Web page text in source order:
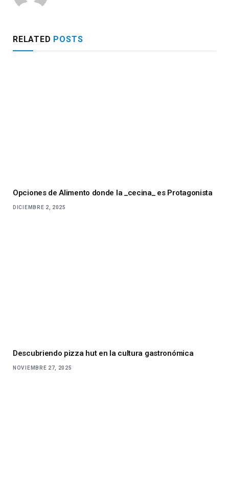
RELATED POSTS
Opciones de Alimento donde la _cecina_ es Protagonista
DICIEMBRE 2, 2025
Descubriendo pizza hut en la cultura gastronómica
NOVIEMBRE 27, 2025